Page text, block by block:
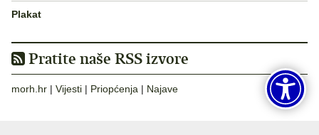
Plakat
Pratite naše RSS izvore
morh.hr | Vijesti | Priopćenja | Najave